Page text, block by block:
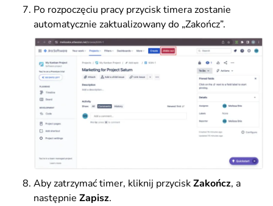
Po rozpoczęciu pracy przycisk timera zostanie
automatycznie zaktualizowany do „Zakończ”.
Aby zatrzymać timer, kliknij przyciskZakończ, a
następnie Zapisz.